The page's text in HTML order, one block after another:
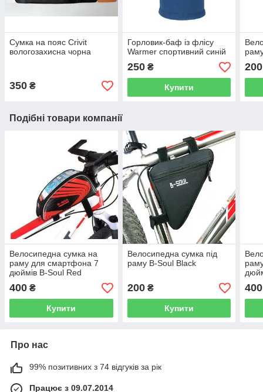
Сумка на пояс Crivit
вологозахисна чорна
350 ₴
Горловик-баф із флісу
Warmer спортивний синій
250₴
Купити
200
Подібні товари компанії
Велосипедна сумка на
раму для смартфона 7
дюймів B-Soul Red
400 ₴
Купити
Велосипедна сумка під
раму B-Soul Black
200₴
Купити
400
Про нас
99% позитивних з 74 відгуків за рік
Працює з 09.07.2014